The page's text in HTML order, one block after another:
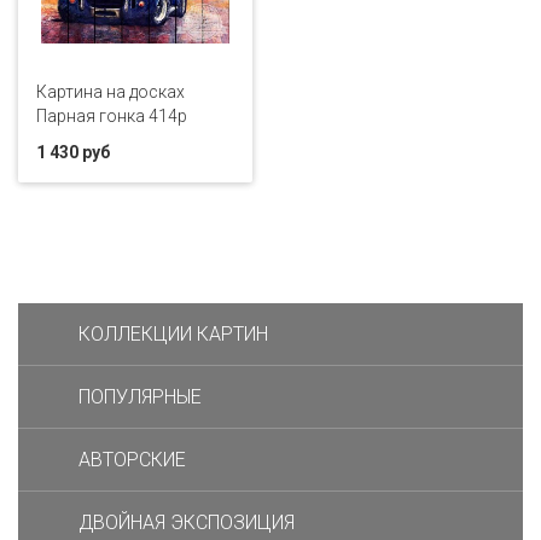
Картина на досках
Парная гонка 414p
1 430 руб
КОЛЛЕКЦИИ КАРТИН
ПОПУЛЯРНЫЕ
АВТОРСКИЕ
ДВОЙНАЯ ЭКСПОЗИЦИЯ